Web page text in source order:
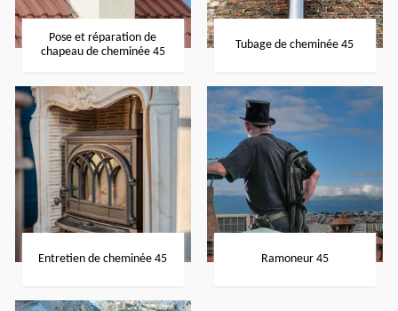
Pose et réparation de
chapeau de cheminée 45
Tubage de cheminée 45
Entretien de cheminée 45 Ramoneur 45